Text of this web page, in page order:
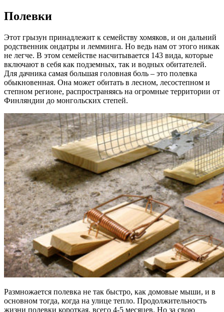
Полевки
Этот грызун принадлежит к семейству хомяков, и он дальний
родственник ондатры и лемминга. Но ведь нам от этого никак
не легче. В этом семействе насчитывается 143 вида, которые
включают в себя как подземных, так и водных обитателей.
Для дачника самая большая головная боль – это полевка
обыкновенная. Она может обитать в лесном, лесостепном и
степном регионе, распространяясь на огромные территории от
Финляндии до монгольских степей.
Размножается полевка не так быстро, как домовые мыши, и в
основном тогда, когда на улице тепло. Продолжительность
жизни полевки короткая, всего 4-5 месяцев. Но за свою